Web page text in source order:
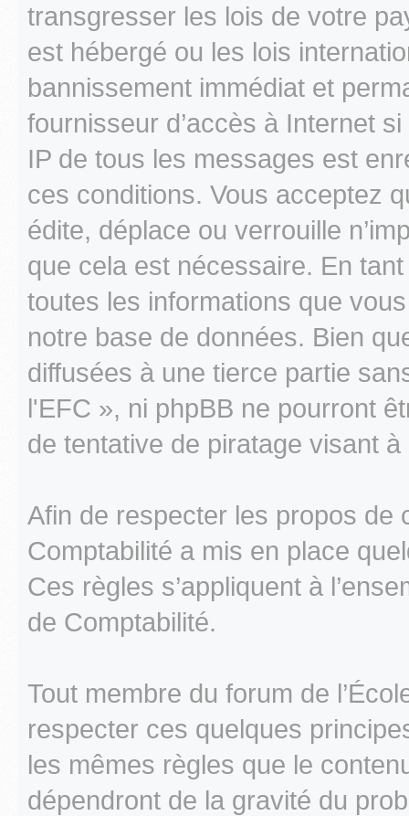
transgresser les lois de votre
est hébergé ou les lois
bannissement immédiat et
fournisseur d’accès à Internet
IP de tous les messages est
ces conditions. Vous acceptez
édite, déplace ou verrouille
que cela est nécessaire. En
toutes les informations que
notre base de données. Bien
diffusées à une tierce partie
l'EFC », ni phpBB ne pourront
de tentative de piratage visant
Afin de respecter les propos de
Comptabilité a mis en place
Ces règles s’appliquent à
de Comptabilité.
Tout membre du forum de
respecter ces quelques
les mêmes règles que le
dépendront de la gravité du